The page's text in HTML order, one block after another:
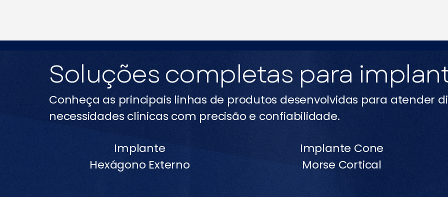
Soluções completas para
Conheça as principais linhas de produtos desenvolvidas para atender
necessidades clínicas com precisão e confiabilidade.
Implante
Hexágono Externo
Implante Cone
Morse Cortical